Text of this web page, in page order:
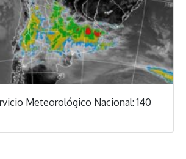
Meteorológico Nacional: 140